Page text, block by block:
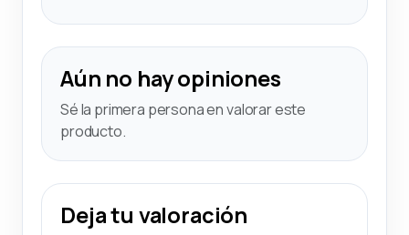
Aún no hay opiniones
Sé la primera persona en valorar este
producto.
Deja tu valoración